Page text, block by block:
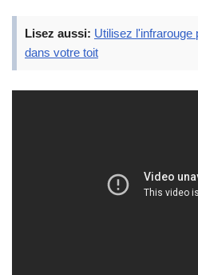
Lisez aussi: Utilisez l'infrarouge
dans votre toit